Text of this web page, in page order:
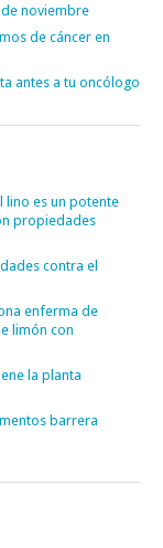
noviembre
de cáncer en
antes a tu oncólogo
lino es un potente
propiedades
contra el
enferma de
limón con
la planta
barrera